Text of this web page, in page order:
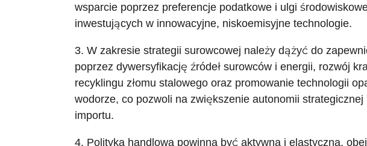
wsparcie poprzez preferencje podatkowe i ulgi
inwestujących w innowacyjne, niskoemisyjne technologie.
3. W zakresie strategii surowcowej należy dążyć do
poprzez dywersyfikację źródeł surowców i energii, rozwój
recyklingu złomu stalowego oraz promowanie technologii
wodorze, co pozwoli na zwiększenie autonomii
importu.
4. Polityka handlowa powinna być aktywna i elastyczna,